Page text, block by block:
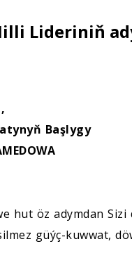
Lideriniň
Başlygy
hut öz adymdan
güýç-kuwwat,